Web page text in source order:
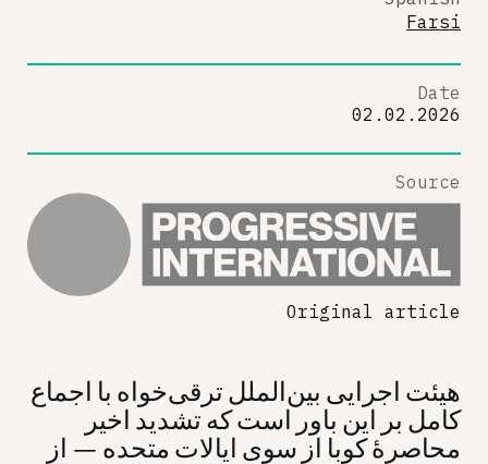
هیئت اجرایی بین‌الملل ترقی‌خواه با اجماع
کامل بر این باور است که تشدید اخیر
محاصرهٔ کوبا از سوی ایالات متحده — از
Farsi
Date
02.02.2026
Source
Original article